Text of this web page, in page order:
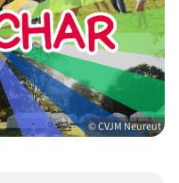
© CVJM Neureut